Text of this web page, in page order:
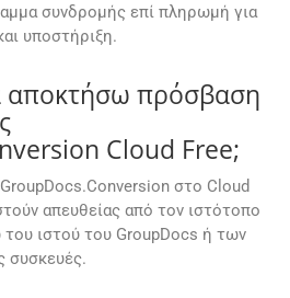
συνδρομής επί πληρωμή για
υποστήριξη.
πρόσβαση
Cloud Free;
στο Cloud
απευθείας από τον ιστότοπο
ιστού του GroupDocs ή των
συσκευές.